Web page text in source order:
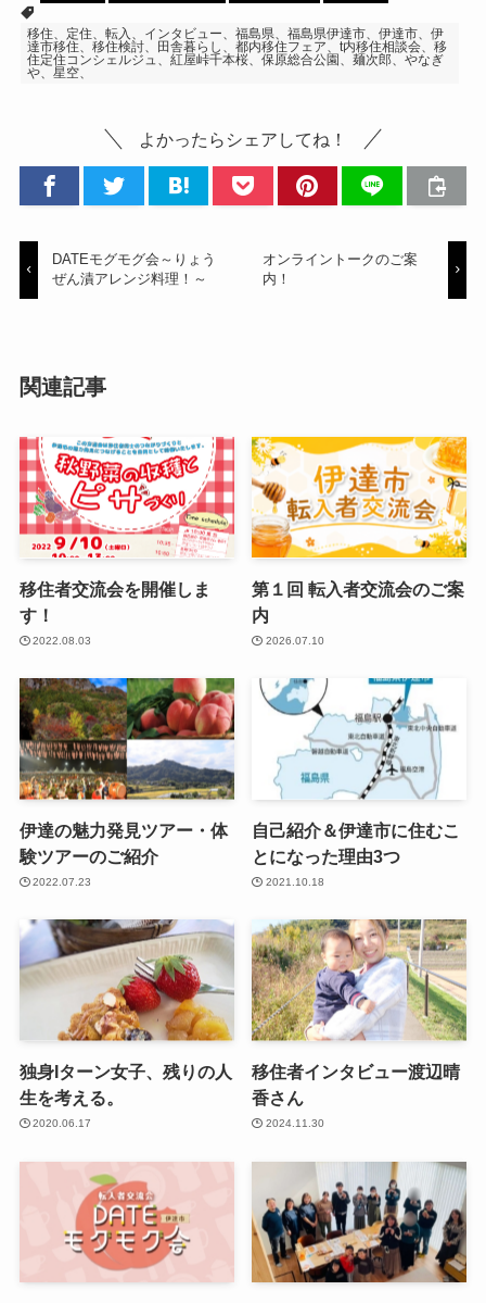
移住、定住、転入、インタビュー、福島県、福島県伊達市、伊達市、伊
達市移住、移住検討、田舎暮らし、都内移住フェア、t内移住相談会、移
住定住コンシェルジュ、紅屋峠千本桜、保原総合公園、麺次郎、やなぎ
や、星空、
よかったらシェアしてね！
DATEモグモグ会～りょう
ぜん漬アレンジ料理！～
オンライントークのご案
内！
関連記事
移住者交流会を開催しま
す！
2022.08.03
第１回 転入者交流会のご案
内
2026.07.10
伊達の魅力発見ツアー・体
験ツアーのご紹介
2022.07.23
自己紹介＆伊達市に住むこ
とになった理由3つ
2021.10.18
独身Iターン女子、残りの人
生を考える。
2020.06.17
移住者インタビュー渡辺晴
香さん
2024.11.30